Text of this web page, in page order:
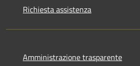
Richiesta assistenza
Amministrazione trasparente